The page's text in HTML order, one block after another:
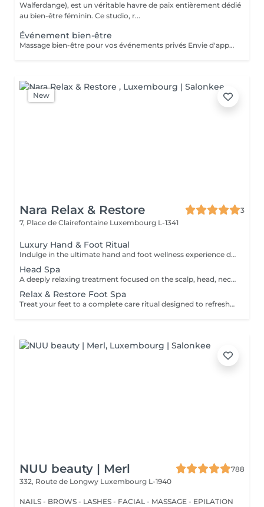
Walferdange), est un véritable havre de paix entièrement dédié
au bien-être féminin. Ce studio, r...
Événement bien-être
Massage bien-être pour vos événements privés Envie d'apporter une touche de détente et d'originalité à votre événement ? Je propose des séances de massage bien-être lors de vos événements privés, dans une ambiance conviviale et relaxante. Idéal pour : Enterrement de vie de jeune fille (EVJF) Anniversaire Baby shower Journée entre amies Brunch bien-être Soirée privée Événement d'entreprise ou journée bien-être Toute autre occasion spéciale Chaque prestation est adaptée à votre événement et à vos envies, afin d'offrir à vos invités un véritable moment de relaxation. Pour connaître les formules disponibles, les tarifs ou obtenir un devis personnalisé, n'hésitez pas à me contacter.
New
Nara Relax & Restore
3
7, Place de Clairefontaine Luxembourg L-1341
Luxury Hand & Foot Ritual
Indulge in the ultimate hand and foot wellness experience designed to leave your skin feeling soft, nourished, and beautifully refreshed. Foot Treatment (45 min) Foot Spa Foot Scrub Foot Massage Warm Paraffin Treatment Hand Treatment (30 min) Hand Scrub Hand Massage Warm Paraffin Treatment This luxurious treatment combines exfoliation, massage, and the soothing warmth of paraffin to soften the skin, promote relaxation, and provide lasting comfort for tired hands and feet.
Head Spa
A deeply relaxing treatment focused on the scalp, head, neck, and overall well-being. Gentle massage techniques help relieve tension, stimulate circulation, and promote a soothing sense of relaxation while nourishing the scalp and hair. The treatment includes a relaxing scalp massage, hair wash, and blow dry. Ideal for reducing stress, easing tension, and enjoying a moment of complete relaxation.
Relax & Restore Foot Spa
Treat your feet to a complete care ritual designed to refresh, soften, and restore comfort. This treatment combines a soothing foot soak, exfoliating scrub, nourishing mask, paraffin treatment, and relaxing foot massage to leave your feet feeling smooth, refreshed, and revitalised. Ideal for tired feet in need of extra care and attention.
NUU beauty | Merl
788
332, Route de Longwy Luxembourg L-1940
NAILS - BROWS - LASHES - FACIAL - MASSAGE - EPILATION